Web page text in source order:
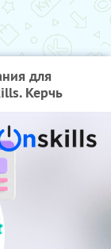
для
Керчь